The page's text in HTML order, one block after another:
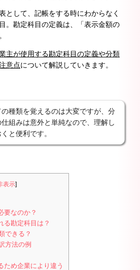
として、記帳をする時にわからなく
。勘定科目の定義は、「表示金額の
主が使用する勘定科目の定義や分類
意点について解説していきます。
の種類を覚えるのは大変ですが、分
組みは意外と単純なので、理解し
と便利です。
表示]
要なのか？
る勘定科目は？
できる？
方法の例
ため企業により違う